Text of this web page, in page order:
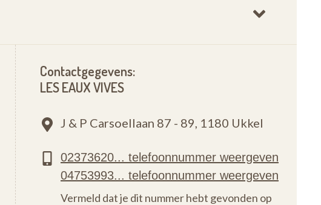
Contactgegevens:
LES EAUX VIVES
J & P Carsoellaan 87 - 89, 1180 Ukkel
Vermeld dat je dit nummer hebt gevonden op